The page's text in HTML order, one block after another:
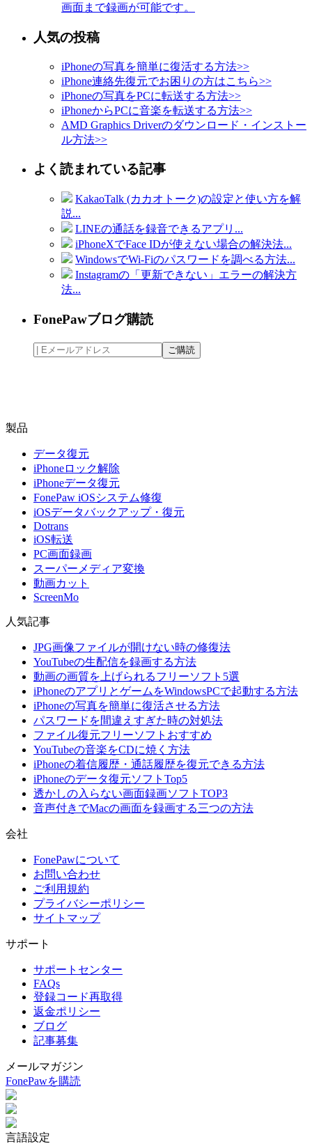
画面まで録画が可能です。
人気の投稿
iPhoneの写真を簡単に復活する方法>>
iPhone連絡先復元でお困りの方はこちら>>
iPhoneの写真をPCに転送する方法>>
iPhoneからPCに音楽を転送する方法>>
AMD Graphics Driverのダウンロード・インストー
ル方法>>
よく読まれている記事
KakaoTalk (カカオトーク)の設定と使い方を解
説...
LINEの通話を録音できるアプリ...
iPhoneXでFace IDが使えない場合の解決法...
WindowsでWi-Fiのパスワードを調べる方法...
Instagramの「更新できない」エラーの解決方
法...
FonePawブログ購読
製品
データ復元
iPhoneロック解除
iPhoneデータ復元
FonePaw iOSシステム修復
iOSデータバックアップ・復元
Dotrans
iOS転送
PC画面録画
スーパーメディア変換
動画カット
ScreenMo
人気記事
JPG画像ファイルが開けない時の修復法
YouTubeの生配信を録画する方法
動画の画質を上げられるフリーソフト5選
iPhoneのアプリとゲームをWindowsPCで起動する方法
iPhoneの写真を簡単に復活させる方法
パスワードを間違えすぎた時の対処法
ファイル復元フリーソフトおすすめ
YouTubeの音楽をCDに焼く方法
iPhoneの着信履歴・通話履歴を復元できる方法
iPhoneのデータ復元ソフトTop5
透かしの入らない画面録画ソフトTOP3
音声付きでMacの画面を録画する三つの方法
会社
FonePawについて
お問い合わせ
ご利用規約
プライバシーポリシー
サイトマップ
サポート
サポートセンター
FAQs
登録コード再取得
返金ポリシー
ブログ
記事募集
メールマガジン
FonePawを購読
言語設定